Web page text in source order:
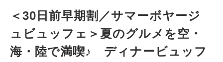
＜30日前早期割／サマーボヤージ
ュビュッフェ＞夏のグルメを空・
海・陸で満喫♪ ディナービュッフ